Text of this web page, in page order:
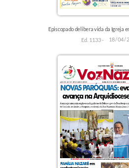
Episcopado delibera vida da Igreja
Ed. 1133 -
18/04/